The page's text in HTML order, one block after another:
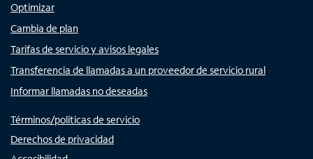
Optimizar
Cambia de plan
Tarifas de servicio y avisos legales
Transferencia de llamadas a un proveedor de servicio rural
Informar llamadas no deseadas
Términos/políticas de servicio
Derechos de privacidad